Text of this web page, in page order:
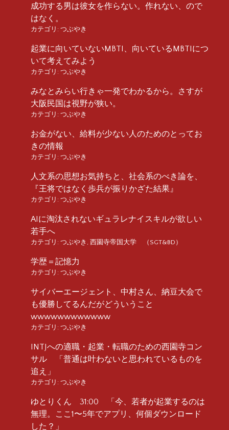
成功する男は彼女を作らない。作れない、ので
はなく。
カテゴリ: つぶやき
起業に向いていないMBTI、向いているMBTIにつ
いて考えてみよう
カテゴリ: つぶやき
みなとみらい行きゃ一発でわかるから。さすが
大阪民国は視野が狭い。
カテゴリ: つぶやき
お金がない、給料が少ない人のためのとってお
きの情報
カテゴリ: つぶやき
人文系の思想お気持ちと、社会系のべき論を、
『王将ではなく歩兵が振りかざた結果』
カテゴリ: つぶやき
AIに淘汰されないギュラレナイスキルが欲しい
若手へ
カテゴリ: つぶやき , 西園寺帝国大学 （SGT&BD）
学歴＝記憶力
カテゴリ: つぶやき
サイバーエージェント、中村さん、納豆大会で
も優勝してるんだがどういうこと
wwwwwwwwwwww
カテゴリ: つぶやき
INTJへの適職・起業・転職のための西園寺コン
サル 「普通は叶わないと思われているものを
追え」
カテゴリ: つぶやき
ゆとりくん 31:00 「今、若者が起業するのは
無理。ここ1〜5年でアプリ、何個ダウンロード
した？」